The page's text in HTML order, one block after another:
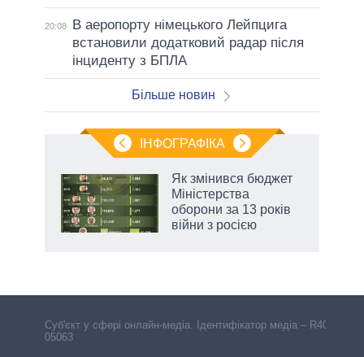
20:08
В аеропорту німецького Лейпцига
встановили додатковий радар після
інциденту з БПЛА
Більше новин
ІНФОГРАФІКА
Як змінився бюджет
Міністерства
оборони за 13 років
війни з росією
Cуб'єкт у сфері онлайн-медіа. Ідентифікатор медіа – R40-
05063